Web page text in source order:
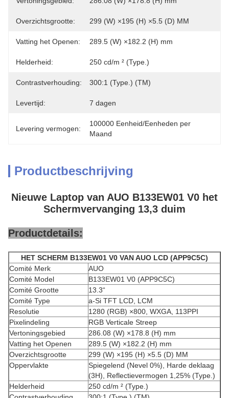
Overzichtsgrootte: 299 (W) ×195 (H) ×5.5 (D) MM
Vatting het Openen: 289.5 (W) ×182.2 (H) mm
Helderheid: 250 cd/m ² (Type.)
Contrastverhouding: 300:1 (Type.) (TM)
Levertijd: 7 dagen
Levering vermogen:
100000 Eenheid/Eenheden per
Maand
Productbeschrijving
Nieuwe Laptop van AUO B133EW01 V0 het
Schermvervanging 13,3 duim
Productdetails:
HET SCHERM B133EW01 V0 VAN AUO LCD (APP9C5C)
Comité Merk
AUO
Comité Model
B133EW01 V0 (APP9C5C)
Comité Grootte
13.3“
Comité Type
a-Si TFT LCD, LCM
Resolutie
1280 (RGB) ×800, WXGA, 113PPI
Pixelindeling
RGB Verticale Streep
Vertoningsgebied
286.08 (W) ×178.8 (H) mm
Vatting het Openen
289.5 (W) ×182.2 (H) mm
Overzichtsgrootte
299 (W) ×195 (H) ×5.5 (D) MM
Oppervlakte
Spiegelend (Nevel 0%), Harde deklaag
(3H), Reflectievermogen 1,25% (Type.)
Helderheid
250 cd/m ² (Type.)